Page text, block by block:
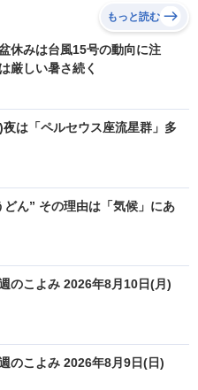
もっと読む
休みは台風15号の動向に注
厳しい暑さ続く
は「ペルセウス座流星群」多
どん” その理由は「気候」にあ
のこよみ 2026年8月10日(月)
のこよみ 2026年8月9日(日)